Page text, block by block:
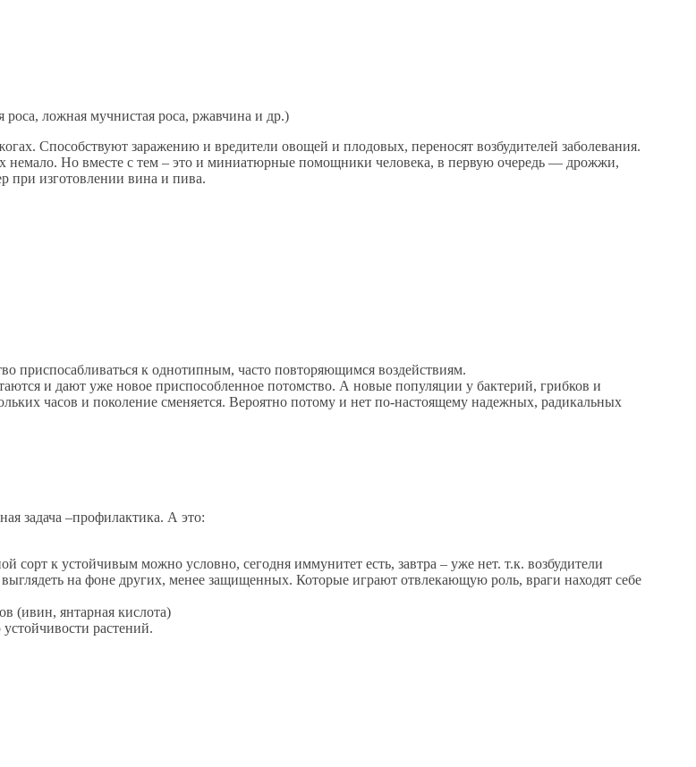
ложная мучнистая роса, ржавчина и др.)
Способствуют заражению и вредители овощей и плодовых, переносят возбудителей заболевания.
немало. Но вместе с тем – это и миниатюрные помощники человека, в первую очередь — дрожжи,
при изготовлении вина и пива.
приспосабливаться к однотипным, часто повторяющимся воздействиям.
и дают уже новое приспособленное потомство. А новые популяции у бактерий, грибков и
часов и поколение сменяется. Вероятно потому и нет по-настоящему надежных, радикальных
задача –профилактика. А это:
к устойчивым можно условно, сегодня иммунитет есть, завтра – уже нет. т.к. возбудители
на фоне других, менее защищенных. Которые играют отвлекающую роль, враги находят себе
(ивин, янтарная кислота)
растений.